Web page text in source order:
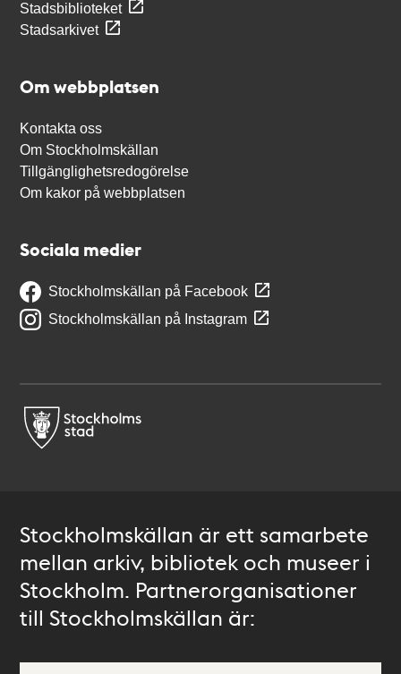
Stadsbiblioteket
Stadsarkivet
Om webbplatsen
Kontakta oss
Om Stockholmskällan
Tillgänglighetsredogörelse
Om kakor på webbplatsen
Sociala medier
Stockholmskällan på Facebook
Stockholmskällan på Instagram
Stockholmskällan är ett samarbete
mellan arkiv, bibliotek och museer i
Stockholm. Partnerorganisationer
till Stockholmskällan är: